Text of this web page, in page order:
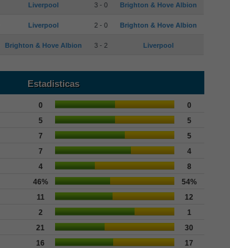
Liverpool 3 - 0 Brighton & Hove Albion
Liverpool 2 - 0 Brighton & Hove Albion
Brighton & Hove Albion 3 - 2 Liverpool
Estadisticas
0
0
5
5
7
5
7
4
4
8
46%
54%
11
12
2
1
21
30
16 17